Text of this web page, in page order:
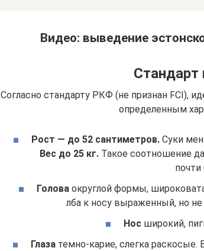
Видео: выведение
Согласно стандарту РКФ (не признан FCI),
определенным
Рост — до 52 сантиметров. Суки
Вес до 25 кг.Такое соотношение
почти
Голова округлой формы,
лба к носу выраженный, но
Нос широкий,
Глазатемно-карие, слегка раскосые.